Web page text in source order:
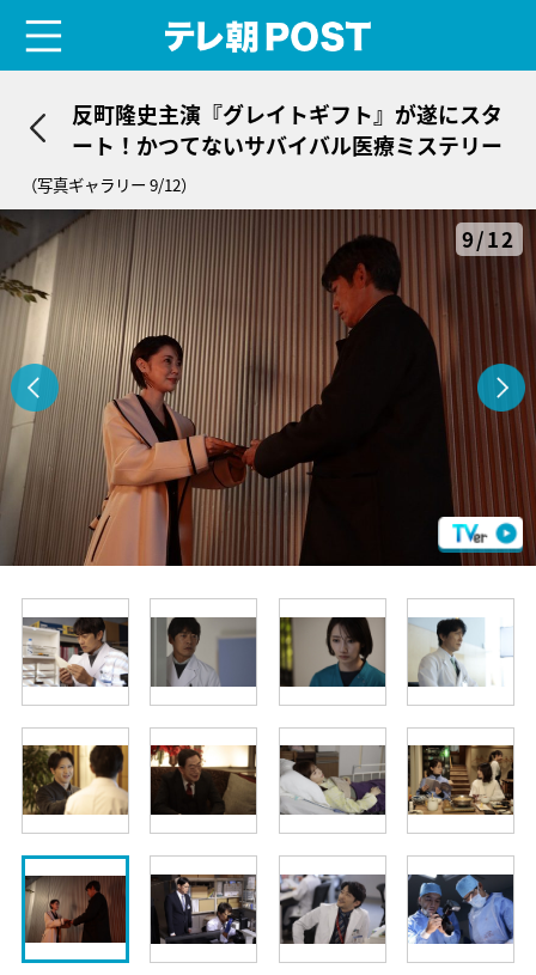
反町隆史主演『グレイトギフト』が遂にスタ
ート！かつてないサバイバル医療ミステリー
（写真ギャラリー 9/12）
9/12